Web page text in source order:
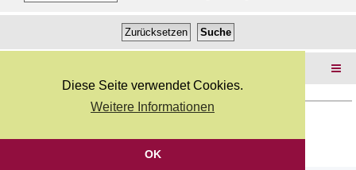
Diese Seite verwendet Cookies.
Weitere Informationen
OK
Deutsche Übersetzung durchphpBB.de